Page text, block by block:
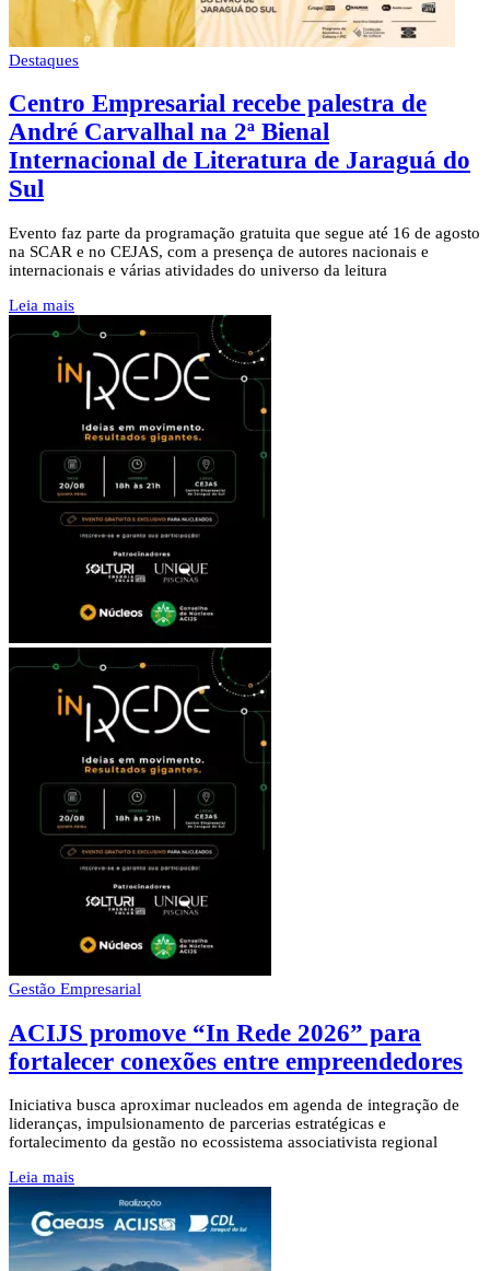
Destaques
Centro Empresarial recebe palestra de
André Carvalhal na 2ª Bienal
Internacional de Literatura de Jaraguá do
Sul
Evento faz parte da programação gratuita que segue até 16 de agosto
na SCAR e no CEJAS, com a presença de autores nacionais e
internacionais e várias atividades do universo da leitura
Leia mais
Gestão Empresarial
ACIJS promove “In Rede 2026” para
fortalecer conexões entre empreendedores
Iniciativa busca aproximar nucleados em agenda de integração de
lideranças, impulsionamento de parcerias estratégicas e
fortalecimento da gestão no ecossistema associativista regional
Leia mais